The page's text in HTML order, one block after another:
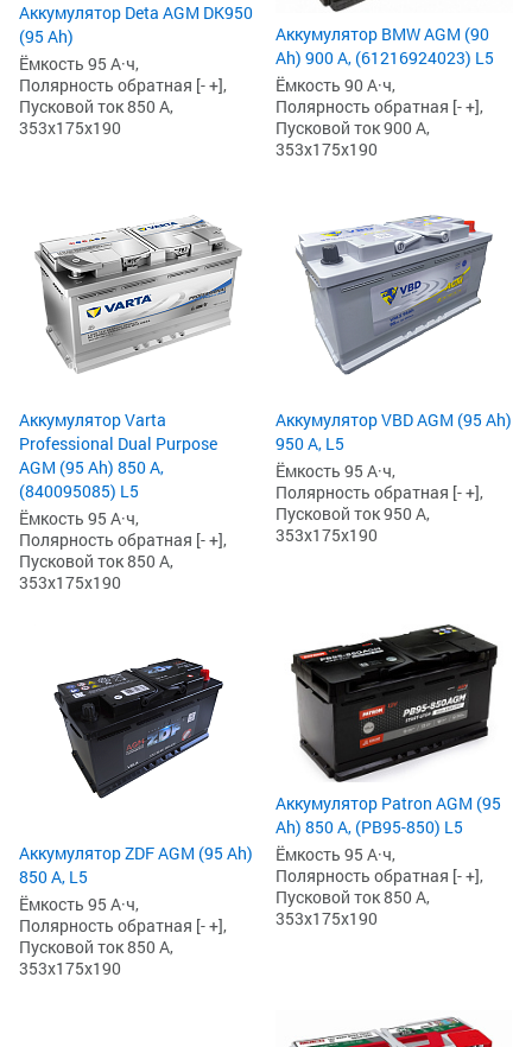
Аккумулятор Deta AGM DK950
(95 Ah)
Ёмкость 95 А·ч,
Полярность обратная [- +],
Пусковой ток 850 А,
353x175x190
Аккумулятор BMW AGM (90
Ah) 900 А, (61216924023) L5
Ёмкость 90 А·ч,
Полярность обратная [- +],
Пусковой ток 900 А,
353x175x190
Аккумулятор Varta
Professional Dual Purpose
AGM (95 Ah) 850 А,
(840095085) L5
Ёмкость 95 А·ч,
Полярность обратная [- +],
Пусковой ток 850 А,
353x175x190
Аккумулятор VBD AGM (95 Ah)
950 А, L5
Ёмкость 95 А·ч,
Полярность обратная [- +],
Пусковой ток 950 А,
353x175x190
Аккумулятор ZDF AGM (95 Ah)
850 А, L5
Ёмкость 95 А·ч,
Полярность обратная [- +],
Пусковой ток 850 А,
353x175x190
Аккумулятор Patron AGM (95
Ah) 850 А, (PB95-850) L5
Ёмкость 95 А·ч,
Полярность обратная [- +],
Пусковой ток 850 А,
353x175x190